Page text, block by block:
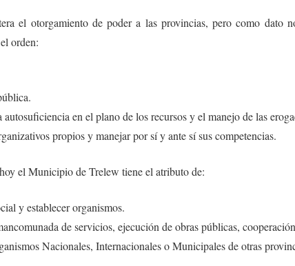
el otorgamiento de poder a las provincias, pero como dato
orden:
en el plano de los recursos y el manejo de las
propios y manejar por sí y ante sí sus competencias.
el Municipio de Trelew tiene el atributo de:
y establecer organismos.
de servicios, ejecución de obras públicas,
Nacionales, Internacionales o Municipales de otras